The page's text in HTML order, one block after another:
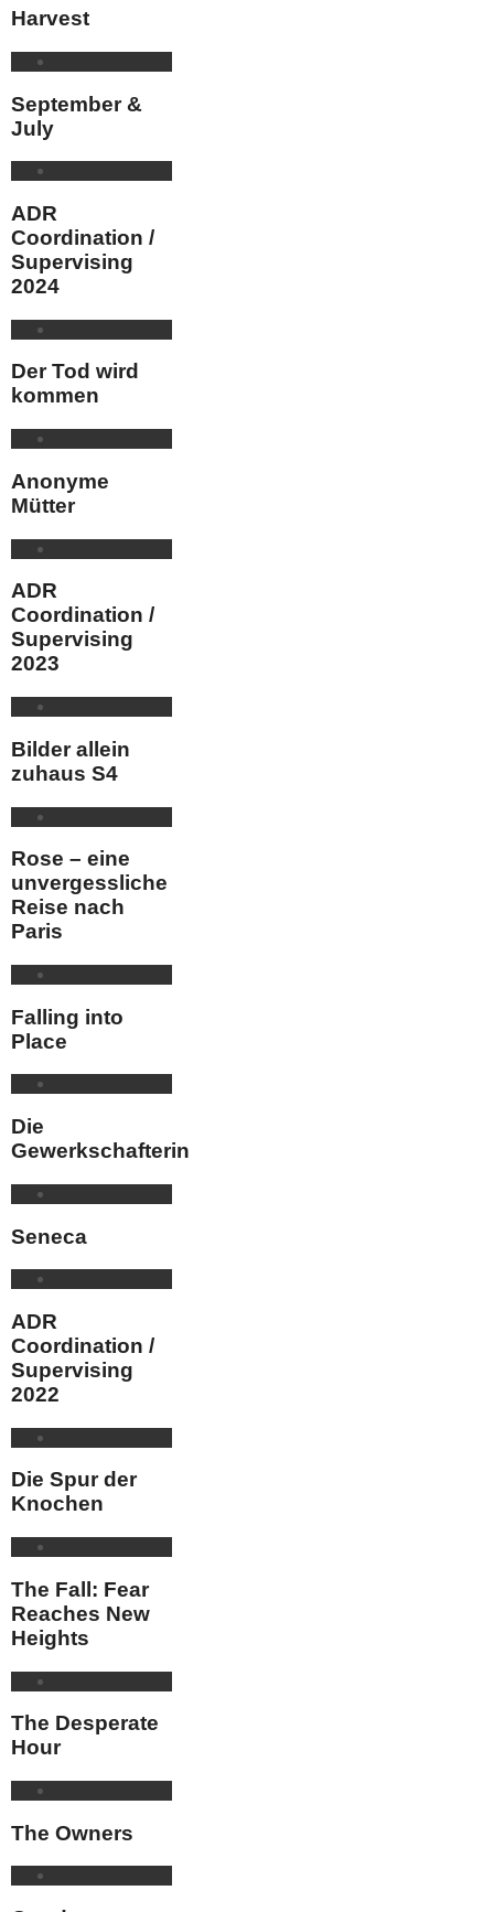
Harvest
September &
July
ADR
Coordination /
Supervising
2024
Der Tod wird
kommen
Anonyme
Mütter
ADR
Coordination /
Supervising
2023
Bilder allein
zuhaus S4
Rose – eine
unvergessliche
Reise nach
Paris
Falling into
Place
Die
Gewerkschafterin
Seneca
ADR
Coordination /
Supervising
2022
Die Spur der
Knochen
The Fall: Fear
Reaches New
Heights
The Desperate
Hour
The Owners